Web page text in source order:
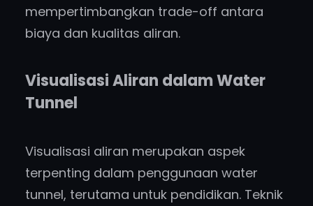
mempertimbangkan trade-off antara
biaya dan kualitas aliran.
Visualisasi Aliran dalam Water
Tunnel
Visualisasi aliran merupakan aspek
terpenting dalam penggunaan water
tunnel, terutama untuk pendidikan. Teknik